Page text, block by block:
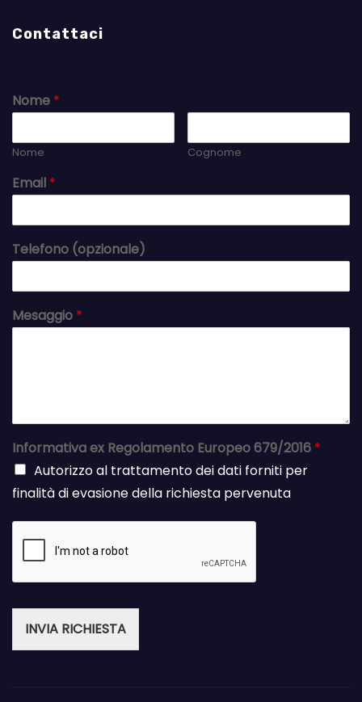
Contattaci
Nome *
Nome Cognome
Email *
Telefono (opzionale)
Mesaggio *
Informativa ex Regolamento Europeo 679/2016 *
Autorizzo al trattamento dei dati forniti per
finalità di evasione della richiesta pervenuta
INVIA RICHIESTA